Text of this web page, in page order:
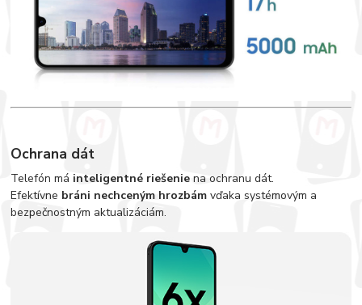
Ochrana dát
Telefón má inteligentné riešenie na ochranu dát.
Efektívne bráni nechceným hrozbám vďaka systémovým a
bezpečnostným aktualizáciám.